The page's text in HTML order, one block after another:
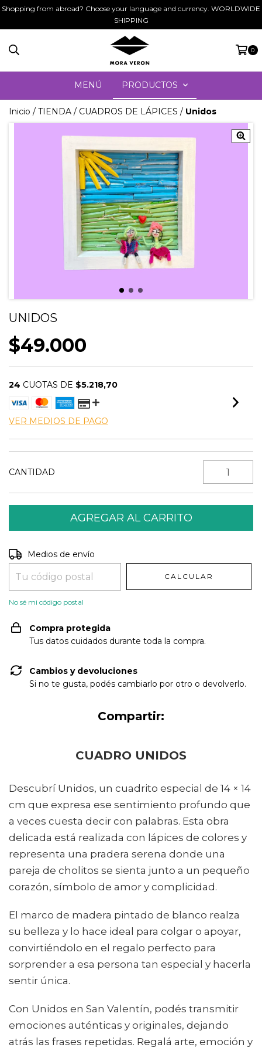
Shopping from abroad? Choose your language and currency. WORLDWIDE
SHIPPING
0
MENÚ PRODUCTOS
Inicio / TIENDA / CUADROS DE LÁPICES / Unidos
UNIDOS
$49.000
24 CUOTAS DE $5.218,70
VER MEDIOS DE PAGO
CANTIDAD
Entregas para el CP:
Medios de envío
CALCULAR
No sé mi código postal
Compra protegida
Tus datos cuidados durante toda la compra.
Cambios y devoluciones
Si no te gusta, podés cambiarlo por otro o devolverlo.
Compartir:
CUADRO UNIDOS
Descubrí Unidos, un cuadrito especial de 14 × 14
cm que expresa ese sentimiento profundo que
a veces cuesta decir con palabras. Esta obra
delicada está realizada con lápices de colores y
representa una pradera serena donde una
pareja de cholitos se sienta junto a un pequeño
corazón, símbolo de amor y complicidad.
El marco de madera pintado de blanco realza
su belleza y lo hace ideal para colgar o apoyar,
convirtiéndolo en el regalo perfecto para
sorprender a esa persona tan especial y hacerla
sentir única.
Con Unidos en San Valentín, podés transmitir
emociones auténticas y originales, dejando
atrás las frases repetidas. Regalá arte, emoción y